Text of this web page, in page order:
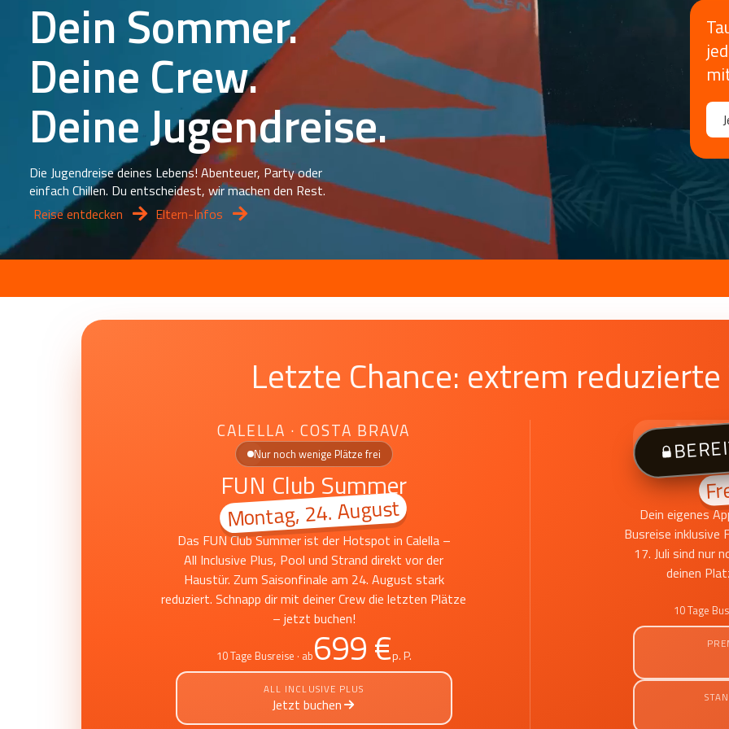
Dein Sommer.
Deine Crew.
Deine Jugendreise.
Die Jugendreise deines Lebens! Abenteuer, Party oder
einfach Chillen. Du entscheidest, wir machen den Rest.
Reise entdecken
Eltern-Infos
Letzte Chance: extrem
CALELLA · COSTA BRAVA
Nur noch wenige Plätze frei
FUN Club Summer
Montag, 24. August
Das FUN Club Summer ist der Hotspot in Calella –
All Inclusive Plus, Pool und Strand direkt vor der
Haustür. Zum Saisonfinale am 24. August stark
reduziert. Schnapp dir mit deiner Crew die letzten Plätze
– jetzt buchen!
10 Tage Busreise · ab699 €p. P.
ALL INCLUSIVE PLUS
Jetzt buchen
Dein eigenes
Busreise inklusive
17. Juli sind nur
deinen
10 Tage